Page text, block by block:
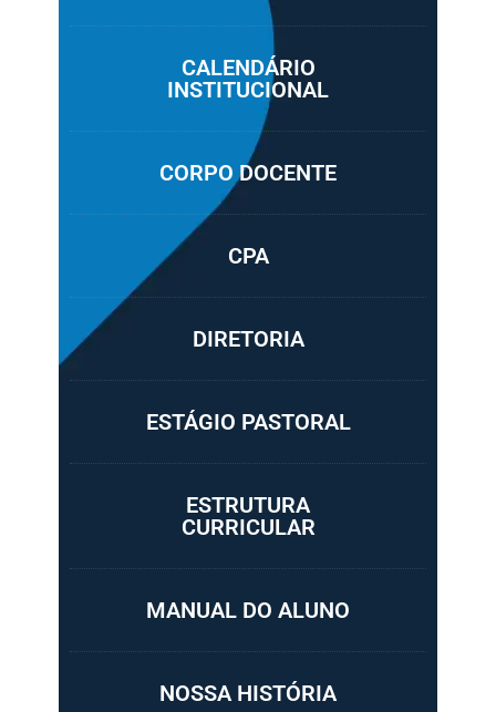
CALENDÁRIO
INSTITUCIONAL
CORPO DOCENTE
CPA
DIRETORIA
ESTÁGIO PASTORAL
ESTRUTURA
CURRICULAR
MANUAL DO ALUNO
NOSSA HISTÓRIA